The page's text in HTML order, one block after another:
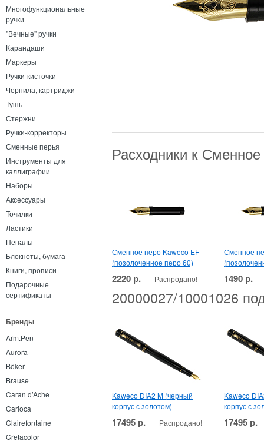
Многофункциональные
ручки
"Вечные" ручки
Карандаши
Маркеры
Ручки-кисточки
Чернила, картриджи
Тушь
Стержни
Ручки-корректоры
Сменные перья
Инструменты для
каллиграфии
Наборы
Аксессуары
Точилки
Ластики
Пеналы
Блокноты, бумага
Книги, прописи
Подарочные
сертификаты
Бренды
Arm.Pen
Aurora
Böker
Brause
Caran d’Ache
Carioca
Clairefontaine
Cretacolor
Расходники к
Сменное перо Kaweco EF
(позолоченное перо 60)
2220 р. Распродано!
Сменное
1490 р.
20000027/10001026
Kaweco DIA2 M (черный
корпус с золотом)
17495 р. Распродано!
Kaweco
корпус с
17495 р.